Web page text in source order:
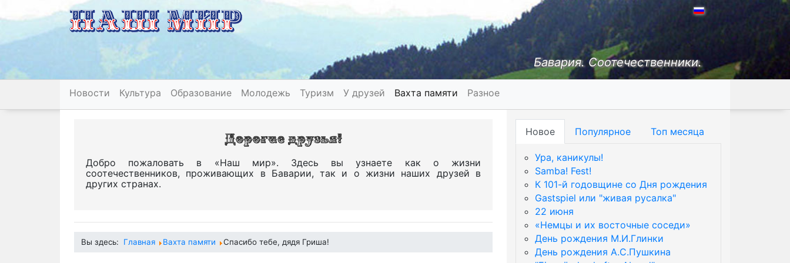
Бавария. Соотечественники.
Новости Культура Образование Молодежь Туризм У друзей Вахта памяти Разное
Добро пожаловать в «Наш мир». Здесь вы узнаете как о жизни
соотечественников, проживающих в Баварии, так и о жизни наших друзей в
других странах.
Вы здесь: Главная Вахта памяти Cпасибо тебе, дядя Гриша!
Новое Популярное Топ месяца
Ура, каникулы!
Samba! Fest!
К 101-й годовщине со Дня рождения
Gastspiel или "живая русалка"
22 июня
«Немцы и их восточные соседи»
День рождения М.И.Глинки
День рождения А.С.Пушкина